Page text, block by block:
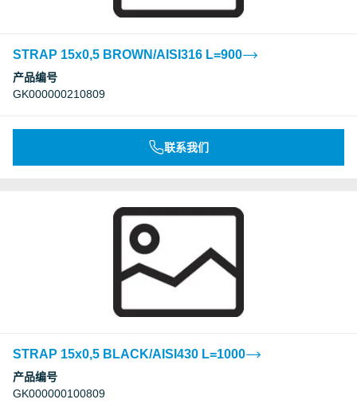
STRAP 15x0,5 BROWN/AISI316 L=900
产品编号
GK000000210809
联系我们
STRAP 15x0,5 BLACK/AISI430 L=1000
产品编号
GK000000100809